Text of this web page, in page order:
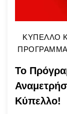
ΚΥΠΕΛΛΟ
Το
Κύπελλο!